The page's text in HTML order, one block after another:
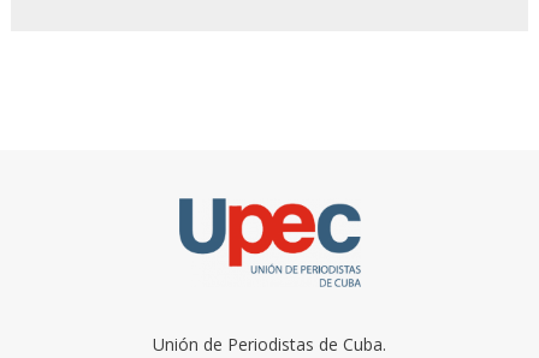
Unión de Periodistas de Cuba.